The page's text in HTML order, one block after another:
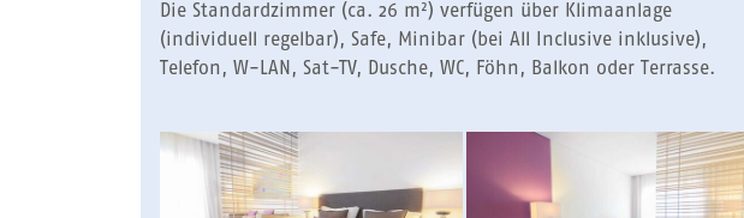
Die Standardzimmer (ca. 26 m²) verfügen über Klimaanlage
(individuell regelbar), Safe, Minibar (bei All Inclusive inklusive),
Telefon, W-LAN, Sat-TV, Dusche, WC, Föhn, Balkon oder Terrasse.